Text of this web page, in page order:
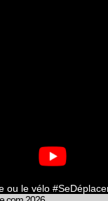
ou le vélo